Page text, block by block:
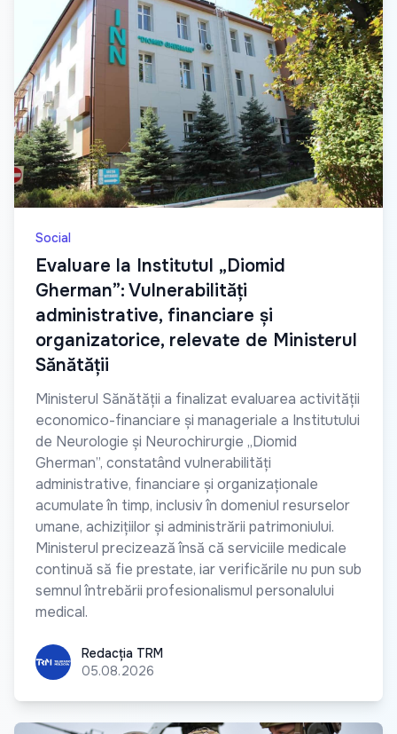
Social
Evaluare la Institutul „Diomid
Gherman”: Vulnerabilități
administrative, financiare și
organizatorice, relevate de Ministerul
Sănătății
Ministerul Sănătății a finalizat evaluarea activității
economico-financiare și manageriale a Institutului
de Neurologie și Neurochirurgie „Diomid
Gherman”, constatând vulnerabilități
administrative, financiare și organizaționale
acumulate în timp, inclusiv în domeniul resurselor
umane, achizițiilor și administrării patrimoniului.
Ministerul precizează însă că serviciile medicale
continuă să fie prestate, iar verificările nu pun sub
semnul întrebării profesionalismul personalului
medical.
Redacția TRM
Redacția TRM
05.08.2026